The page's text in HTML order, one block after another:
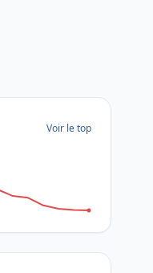
Voir le top